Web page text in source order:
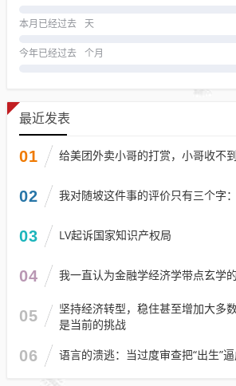
本月已经过去 天
今年已经过去 个月
最近发表
01 给美团外卖小哥的打赏，小哥收不到
02 我对随坡这件事的评价只有三个字
03 LV起诉国家知识产权局
04 我一直认为金融学经济学带点玄学
05
坚持经济转型，稳住甚至增加大多
是当前的挑战
06 语言的溃逃：当过度审查把“出生”